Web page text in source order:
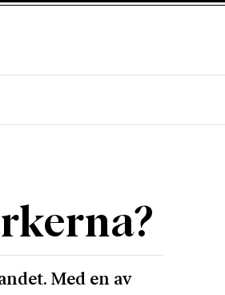
Med en av